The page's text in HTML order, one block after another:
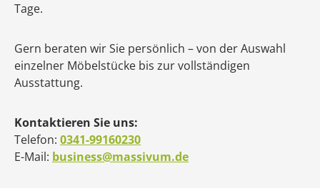
Tage.
Gern beraten wir Sie persönlich – von der Auswahl
einzelner Möbelstücke bis zur vollständigen
Ausstattung.
Kontaktieren Sie uns:
Telefon: 0341-99160230
E-Mail: business@massivum.de